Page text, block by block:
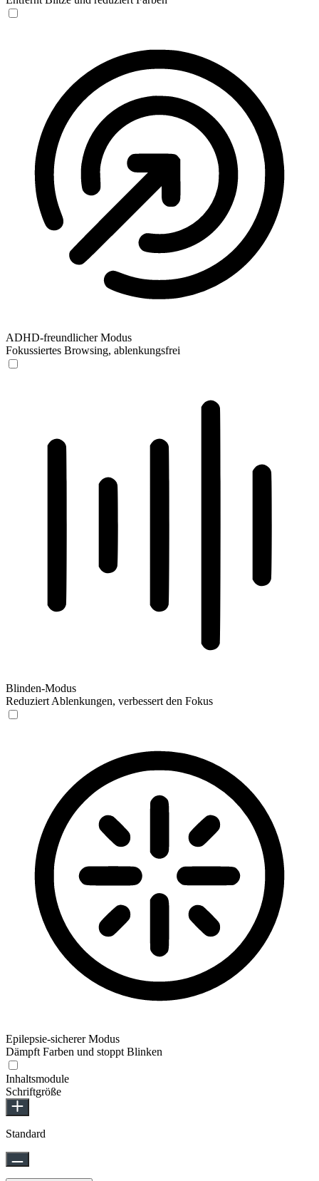
ADHD-freundlicher Modus
Fokussiertes Browsing, ablenkungsfrei
Blinden-Modus
Reduziert Ablenkungen, verbessert den Fokus
Epilepsie-sicherer Modus
Dämpft Farben und stoppt Blinken
Inhaltsmodule
Schriftgröße
Standard